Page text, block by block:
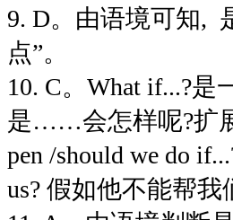
9. D。由语境可知,
点”。
10. C。What if...?
是……会怎样呢?扩
pen /should we do
us? 假如他不能帮我